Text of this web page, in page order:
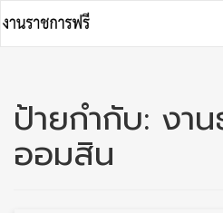
to
content
ป้ายกำกับ: งา
ออมสิน